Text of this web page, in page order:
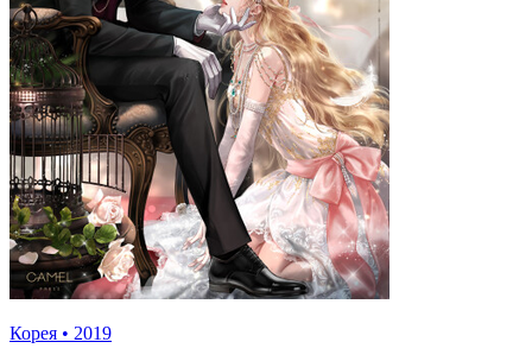
Корея • 2019